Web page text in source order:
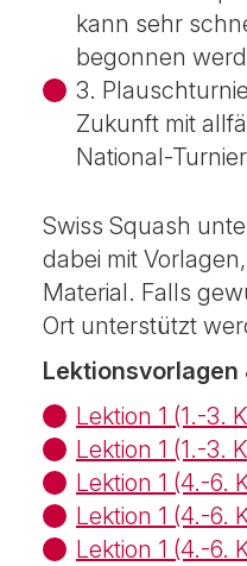
kann sehr
begonnen
3.
Zukunft mit
National-
Swiss Squash
dabei mit
Material. Falls
Ort unterstützt
Lektionsvorlagen
Lektion 1 (1.-3.
Lektion 1 (1.-3.
Lektion 1 (4.-6.
Lektion 1 (4.-6.
Lektion 1 (4.-6.